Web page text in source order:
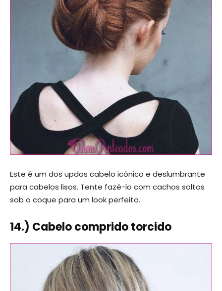
Este é um dos updos cabelo icônico e deslumbrante
para cabelos lisos. Tente fazê-lo com cachos soltos
sob o coque para um look perfeito.
14.) Cabelo comprido torcido